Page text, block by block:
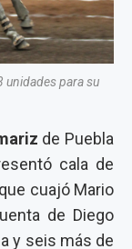
unidades para su
de Puebla
cala de
cuajó Mario
de Diego
y seis más de